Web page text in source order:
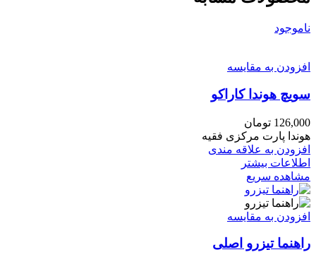
ناموجود
افزودن به مقایسه
سویچ هوندا کاراکو
126,000 تومان
هوندا پارت مرکزی فقیه
افزودن به علاقه مندی
اطلاعات بیشتر
مشاهده سریع
افزودن به مقایسه
راهنما تیزرو اصلی